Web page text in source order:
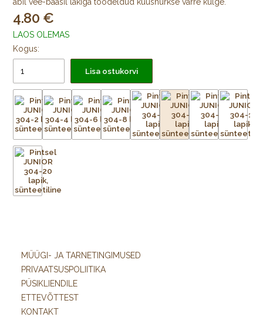
abil vee-baasil lakiga töödeldud kuusnurkse varre külge.
4.80
LAOS OLEMAS
Kogus:
Lisa ostukorvi
MÜÜGI- JA TARNETINGIMUSED
PRIVAATSUSPOLIITIKA
PÜSIKLIENDILE
ETTEVÕTTEST
KONTAKT